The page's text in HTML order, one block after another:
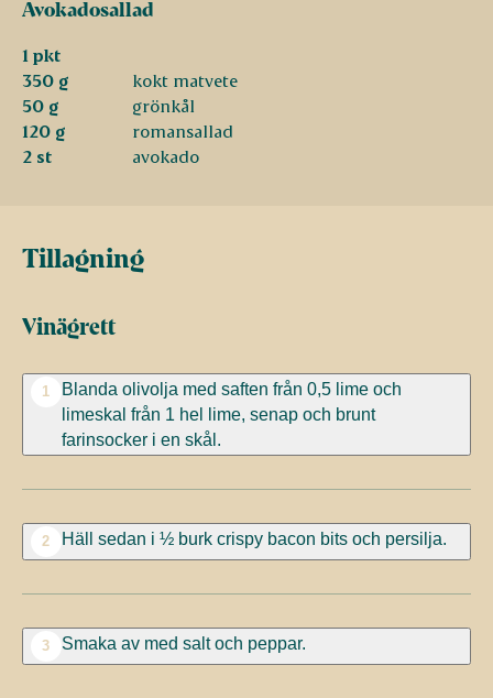
Avokadosallad
1 pkt
350 g
kokt matvete
50 g
grönkål
120 g
romansallad
2 st
avokado
Tillagning
Vinägrett
1
Blanda olivolja med saften från 0,5 lime och
limeskal från 1 hel lime, senap och brunt
farinsocker i en skål.
2 Häll sedan i ½ burk crispy bacon bits och persilja.
3 Smaka av med salt och peppar.